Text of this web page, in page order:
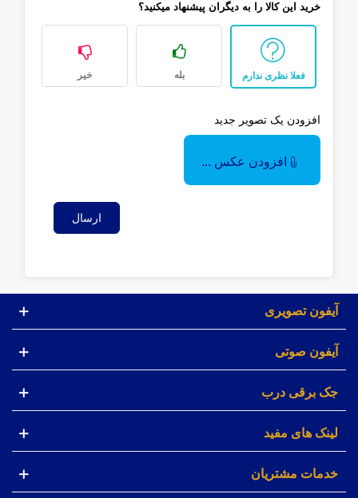
خرید این کالا را به دیگران پیشنهاد میکنید؟
فعلا نظری ندارم بله خیر
افزودن یک تصویر جدید
افزودن عکس ...
ارسال
آیفون تصویری
آیفون صوتی
جک برقی درب
لینک های مفید
خدمات مشتریان